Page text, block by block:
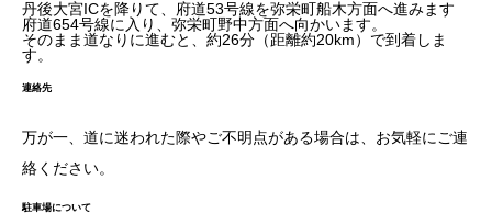
丹後大宮ICを降りて、府道53号線を弥栄町船木方面へ進みます
府道654号線に入り、弥栄町野中方面へ向かいます。
そのまま道なりに進むと、約26分（距離約20km）で到着しま
す。
連絡先
万が一、道に迷われた際やご不明点がある場合は、お気軽にご連
絡ください。
駐車場について